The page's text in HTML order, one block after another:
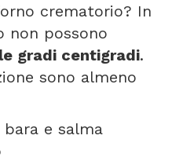
crematorio? In
non possono
gradi centigradi.
sono almeno
e salma